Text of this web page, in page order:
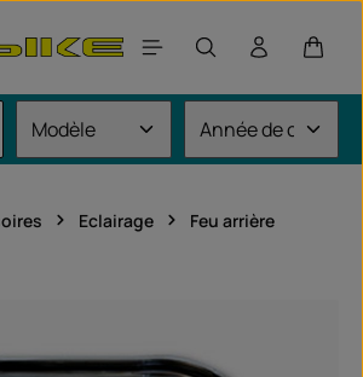
Le
Eclairage Feu arrière